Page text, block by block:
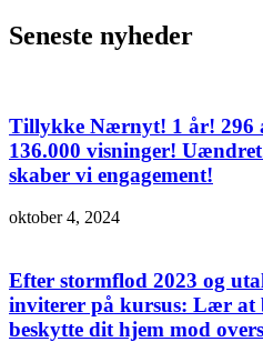
Seneste nyheder
Tillykke Nærnyt! 1 år! 296
136.000 visninger!
skaber vi engagement!
oktober 4, 2024
Efter stormflod 2023 og
inviterer på kursus: Lær at
beskytte dit hjem mod